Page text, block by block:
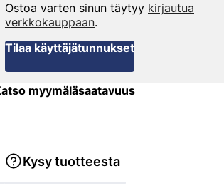
Ostoa varten sinun täytyy kirjautua
verkkokauppaan.
Tilaa käyttäjätunnukset
myymäläsaatavuus
Kysy tuotteesta